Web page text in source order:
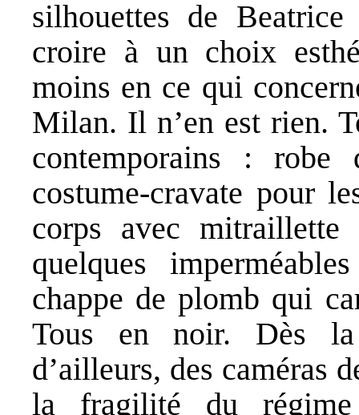
silhouettes de
croire à un choix
moins en ce qui
Milan. Il n’en est rien.
contemporains : robe
costume-cravate pour
corps avec mitraillette
quelques
chappe de plomb qui
Tous en noir. Dès la
d’ailleurs, des caméras
la fragilité du